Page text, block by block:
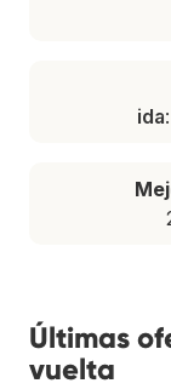
ida
Últimas
vuelta